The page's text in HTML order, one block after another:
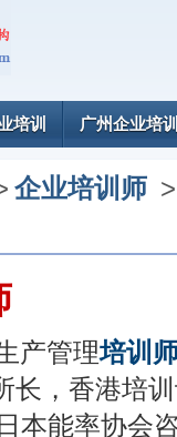
培训 广州企业培
企业培训师
产管理培训
长，香港培
本能率协会